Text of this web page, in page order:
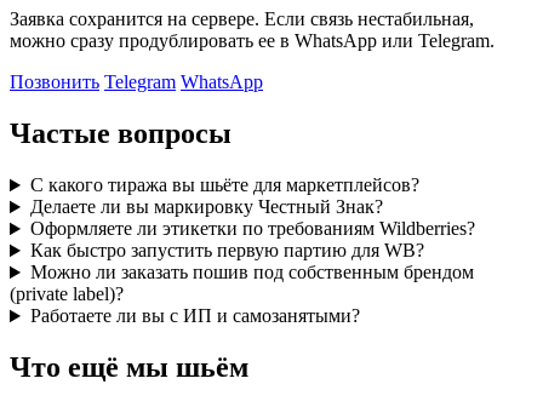
Заявка сохранится на сервере. Если связь нестабильная,
можно сразу продублировать ее в WhatsApp или Telegram.
Позвонить Telegram WhatsApp
Частые вопросы
С какого тиража вы шьёте для маркетплейсов?
Делаете ли вы маркировку Честный Знак?
Оформляете ли этикетки по требованиям Wildberries?
Как быстро запустить первую партию для WB?
Можно ли заказать пошив под собственным брендом
(private label)?
Работаете ли вы с ИП и самозанятыми?
Что ещё мы шьём